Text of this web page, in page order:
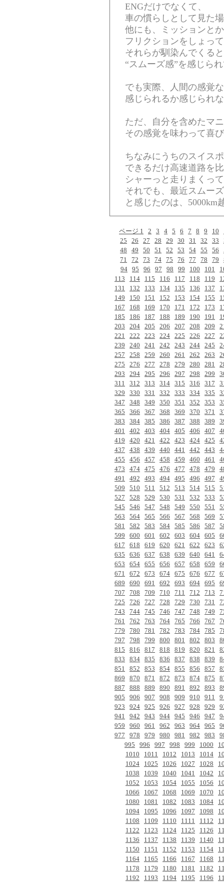
ENGだけでなくて、
車の慣らしとして見た
他にも、ミッションと
フリクションをしょっ
それらが馴染んでくる
“スムーズ感”を感じら
でも実際、人間の感覚
感じられるか感じられ
ただ、自分を含めたマ
その感覚を味わって喜
ちなみにうちのスイス
できるだけ高速道路を
シャーっと走りまくっ
それでも、最近スムー
と感じたのは、5000km
ページ 1 2 3 4 5 6 7 8 9 10
25
26 27 28 29 30 31 32 33
48
49 50 51 52 53 54 55 56
71
72 73 74 75 76 77 78 79
94 95 96 97 98 99 100 101
113
114 115 116 117 118 119
131
132 133 134 135 136 137
149
150 151 152 153 154 155
167
168 169 170 171 172 173
185
186 187 188 189 190 191
203
204 205 206 207 208 209
221
222 223 224 225 226 227
239
240 241 242 243 244 245
257
258 259 260 261 262 263
275
276 277 278 279 280 281
293
294 295 296 297 298 299
311
312 313 314 315 316 317
329
330 331 332 333 334 335
347
348 349 350 351 352 353
365
366 367 368 369 370 371
383
384 385 386 387 388 389
401
402 403 404 405 406 407
419
420 421 422 423 424 425
437
438 439 440 441 442 443
455
456 457 458 459 460 461
473
474 475 476 477 478 479
491
492 493 494 495 496 497
509
510 511 512 513 514 515
527
528 529 530 531 532 533
545
546 547 548 549 550 551
563
564 565 566 567 568 569
581
582 583 584 585 586 587
599
600 601 602 603 604 605
617
618 619 620 621 622 623
635
636 637 638 639 640 641
653
654 655 656 657 658 659
671
672 673 674 675 676 677
689
690 691 692 693 694 695
707
708 709 710 711 712 713
725
726 727 728 729 730 731
743
744 745 746 747 748 749
761
762 763 764 765 766 767
779
780 781 782 783 784 785
797
798 799 800 801 802 803
815
816 817 818 819 820 821
833
834 835 836 837 838 839
851
852 853 854 855 856 857
869
870 871 872 873 874 875
887
888 889 890 891 892 893
905
906 907 908 909 910 911
923
924 925 926 927 928 929
941
942 943 944 945 946 947
959
960 961 962 963 964 965
977
978 979 980 981 982 983
995
996 997 998 999 1000
1010
1011 1012 1013 1014
1024
1025 1026 1027 1028
1038
1039 1040 1041 1042
1052
1053 1054 1055 1056
1066
1067 1068 1069 1070
1080
1081 1082 1083 1084
1094
1095 1096 1097 1098
1108
1109 1110 1111 1112
1122
1123 1124 1125 1126
1136
1137 1138 1139 1140
1150
1151 1152 1153 1154
1164
1165 1166 1167 1168
1178
1179 1180 1181 1182
1192
1193 1194 1195 1196